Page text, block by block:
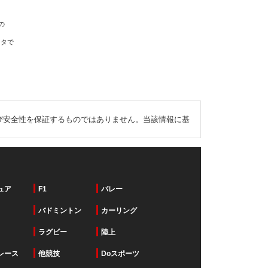
で
全性を保証するものではありません。当該情報に基
ア F1 バレー
バドミントン カーリング
ラグビー 陸上
ース 他競技 Doスポーツ